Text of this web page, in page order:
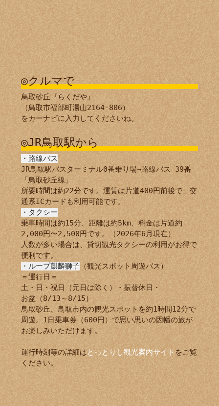
◎クルマで
鳥取砂丘『らくだや』
（鳥取市福部町湯山2164-806）
をカーナビに入力してくださいね。
◎JR鳥取駅から
・路線バス
JR鳥取駅バスターミナル0番乗り場→路線バス 39番
「鳥取砂丘線」
所要時間は約22分です。運賃は片道400円前後で、交
通系ICカードも利用可能です。
・タクシー
乗車時間は約15分、距離は約5km、料金は片道約
2,000円〜2,500円です。（2026年6月現在）
人数が多い場合は、貸切観光タクシーの利用がお得で
便利です。
・ループ麒麟獅子（観光スポット周遊バス）
＝運行日＝
土・日・祝日（元日は除く）・振替休日・
お盆（8/13～8/15）
鳥取砂丘、鳥取市内の観光スポットを約1時間12分で
周遊。1日乗車券（600円）で思い思いの因幡の旅が
お楽しみいただけます。
運行時刻等の詳細はとっとりし観光案内サイト をご覧
ください。